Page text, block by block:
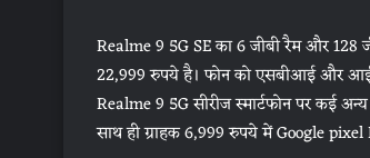
Realme 9 5G SE का 6 जीबी रैम और 128
22,999 रुपये है। फोन को एसबीआई और
Realme 9 5G सीरीज स्मार्टफोन पर कई
साथ ही ग्राहक 6,999 रुपये में Google pixel